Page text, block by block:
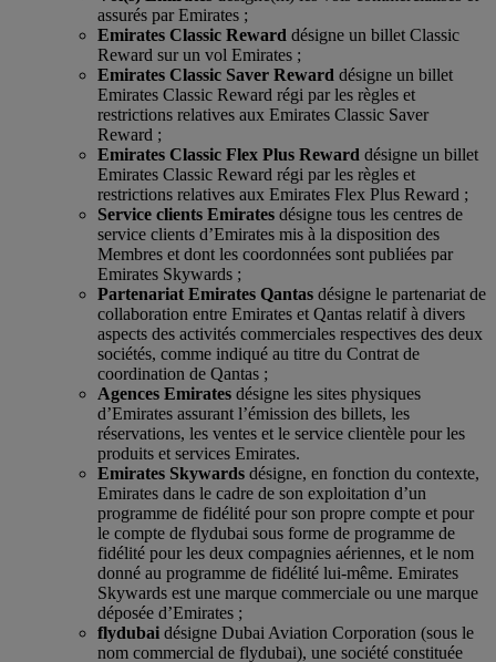
assurés par Emirates ;
Emirates Classic Reward désigne un billet Classic
Reward sur un vol Emirates ;
Emirates Classic Saver Reward désigne un billet
Emirates Classic Reward régi par les règles et
restrictions relatives aux Emirates Classic Saver
Reward ;
Emirates Classic Flex Plus Reward désigne un billet
Emirates Classic Reward régi par les règles et
restrictions relatives aux Emirates Flex Plus Reward ;
Service clients Emirates désigne tous les centres de
service clients d’Emirates mis à la disposition des
Membres et dont les coordonnées sont publiées par
Emirates Skywards ;
Partenariat Emirates Qantas désigne le partenariat de
collaboration entre Emirates et Qantas relatif à divers
aspects des activités commerciales respectives des deux
sociétés, comme indiqué au titre du Contrat de
coordination de Qantas ;
Agences Emirates désigne les sites physiques
d’Emirates assurant l’émission des billets, les
réservations, les ventes et le service clientèle pour les
produits et services Emirates.
Emirates Skywards désigne, en fonction du contexte,
Emirates dans le cadre de son exploitation d’un
programme de fidélité pour son propre compte et pour
le compte de flydubai sous forme de programme de
fidélité pour les deux compagnies aériennes, et le nom
donné au programme de fidélité lui-même. Emirates
Skywards est une marque commerciale ou une marque
déposée d’Emirates ;
flydubai désigne Dubai Aviation Corporation (sous le
nom commercial de flydubai), une société constituée